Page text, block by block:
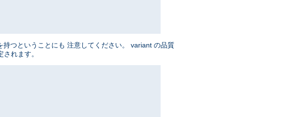
つということにも 注意してください。 variant の品質
れます。